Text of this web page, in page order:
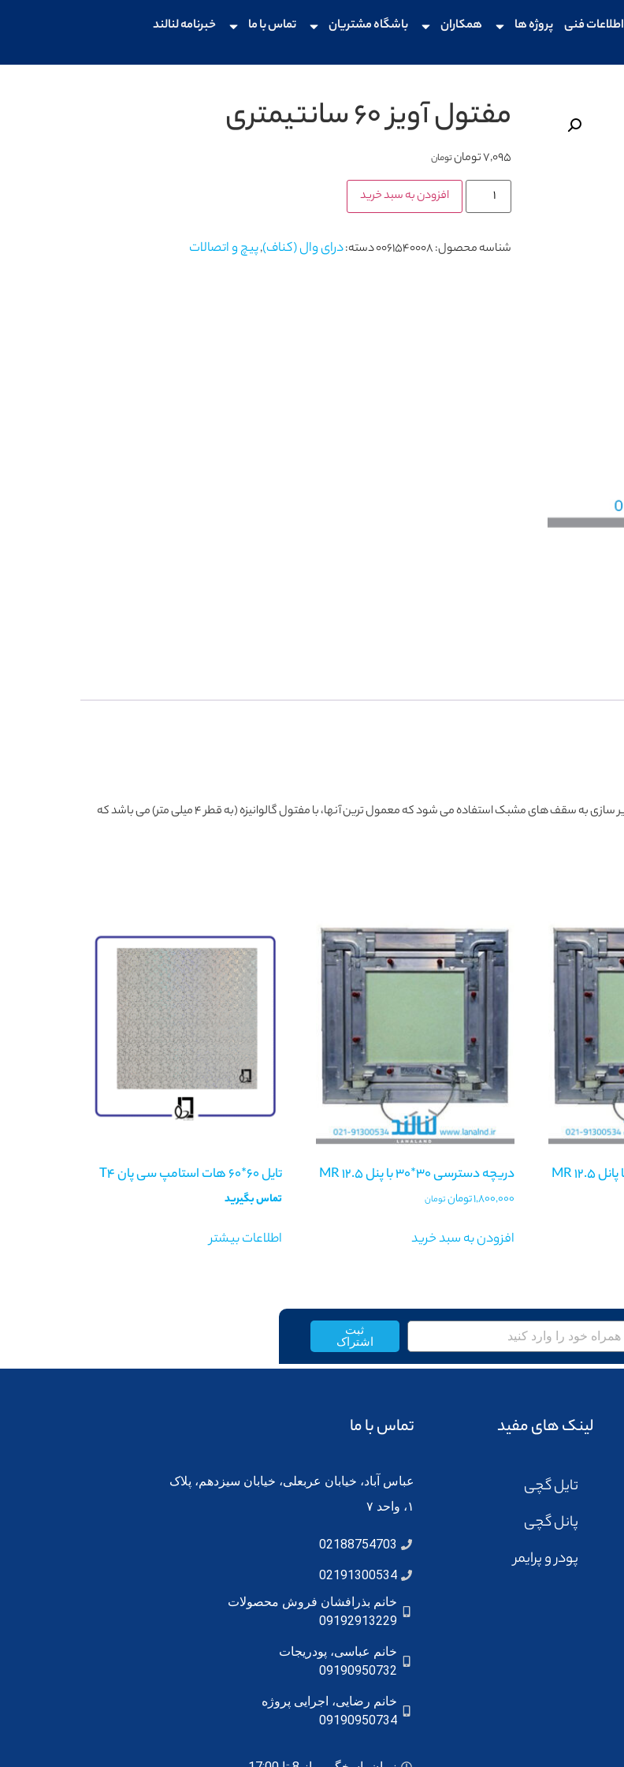
اطلاعات فنی پروژه ها همکاران باشگاه مشتریان تماس با ما خبرنامه لنالند
مفتول آویز 60 سانتیمتری
7,095تومانتومان
افزودن به سبد خرید
شناسه محصول:0061540008دسته:درای وال (کناف),پیچ و اتصالات
از این قطعه (مفتول آویز) به همراه بست اتصال دوبل داخلی جهت اتصال زیر سازی به سقف های مشبک استفاده می شود که معمول ترین آنها، با مفتول گالوانیزه (به قطر ۴ میلی متر) می باشد که
دریچه دسترسی 30*30 با پنل MR 12.5
1,800,000تومانتومان
افزودن به سبد خرید
تایل ۶۰*۶۰ هات استامپ سی پان T4
تماس بگیرید
اطلاعات بیشتر
ثبت
اشتراک
لینک های مفید
تایل گچی
پانل گچی
پودر و پرایمر
تماس با ما
عباس آباد، خیابان عربعلی، خیابان سیزدهم، پلاک
۱، واحد ۷
02188754703
02191300534
خانم بذرافشان فروش محصولات
09192913229
خانم عباسی، پودریجات
09190950732
خانم رضایی، اجرایی پروژه
09190950734